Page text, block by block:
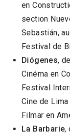
en
section
Sebastián,
Festival de
Diógenes,
Cinéma en
Festival
Cine de
Filmar en
La Barbarie,